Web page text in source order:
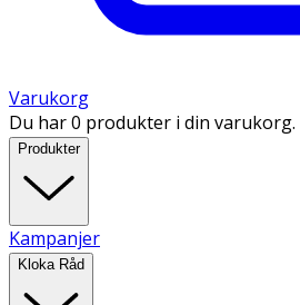
Varukorg
Du har 0 produkter i din varukorg.
Produkter
Kampanjer
Kloka Råd